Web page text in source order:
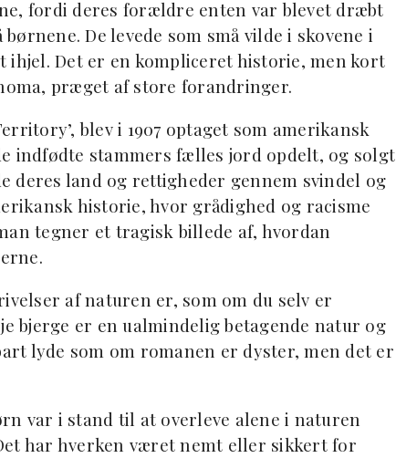
fordi deres forældre enten var blevet dræbt
De levede som små vilde i skovene i
Det er en kompliceret historie, men kort
præget af store forandringer.
blev i 1907 optaget som amerikansk
indfødte stammers fælles jord opdelt, og solgt
deres land og rettigheder gennem svindel og
historie, hvor grådighed og racisme
tegner et tragisk billede af, hvordan
af naturen er, som om du selv er
bjerge er en ualmindelig betagende natur og
lyde som om romanen er dyster, men det er
var i stand til at overleve alene i naturen
har hverken været nemt eller sikkert for